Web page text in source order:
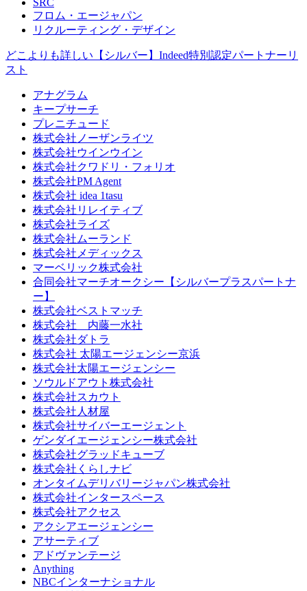
フロム・エージャパン
リクルーティング・デザイン
どこよりも詳しい【シルバー】Indeed特別認定パートナーリ
スト
アナグラム
キープサーチ
プレニチュード
株式会社ノーザンライツ
株式会社ウインウイン
株式会社クワドリ・フォリオ
株式会社PM Agent
株式会社 idea 1tasu
株式会社リレイティブ
株式会社ライズ
株式会社ムーランド
株式会社メディックス
マーベリック株式会社
合同会社マーチオークシー【シルバープラスパートナ
ー】
株式会社ベストマッチ
株式会社 内藤一水社
株式会社ダトラ
株式会社 太陽エージェンシー京浜
株式会社太陽エージェンシー
ソウルドアウト株式会社
株式会社スカウト
株式会社人材屋
株式会社サイバーエージェント
ゲンダイエージェンシー株式会社
株式会社グラッドキューブ
株式会社くらしナビ
オンタイムデリバリージャパン株式会社
株式会社インタースペース
株式会社アクセス
アクシアエージェンシー
アサーティブ
アドヴァンテージ
Anything
NBCインターナショナル